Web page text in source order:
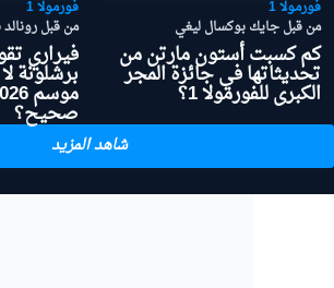
فورمولا 1
من قبل جايك بوكسال ليغي
كم كسبت أستون مارتن من
تحديثاتها في جائزة المجر
الكبرى للفورمولا 1؟
فورمولا 1
من قبل رونالد
فيراري
برشلونة
صحيح؟
شاهد المزيد